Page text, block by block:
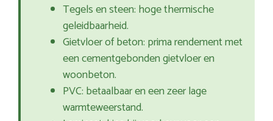
Tegels en steen: hoge thermische
geleidbaarheid.
Gietvloer of beton: prima rendement met
een cementgebonden gietvloer en
woonbeton.
PVC: betaalbaar en een zeer lage
warmteweerstand.